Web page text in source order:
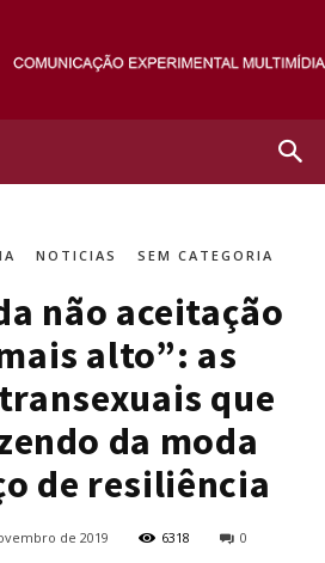
NOTICIAS SEM CATEGORIA
não aceitação
alto”: as
que
da moda
de resiliência
de 2019 6318 0